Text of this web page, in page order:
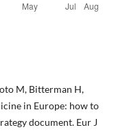
M, Bitterman H,
in Europe: how to
document. Eur J